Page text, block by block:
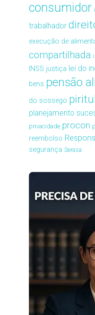
consumidor
trabalhador
execução de
compartilhada
INSS justiça lei do
bens pensão
do sossego
planejamento
privacidade procon
reembolso
segurança Serasa